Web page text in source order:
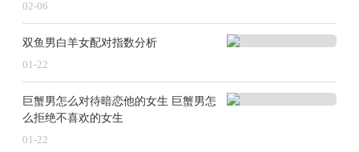
02-06
双鱼男白羊女配对指数分析
01-22
巨蟹男怎么对待暗恋他的女生 巨蟹男怎
么拒绝不喜欢的女生
01-22